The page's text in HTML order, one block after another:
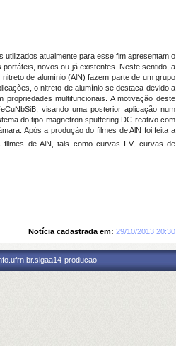
atualmente para esse fim apresentam o
novos ou já existentes. Neste sentido, a
de alumínio (AlN) fazem parte de um grupo
o nitreto de alumínio se destaca devido a
multifuncionais. A motivação deste
visando uma posterior aplicação num
do tipo magnetron sputtering DC reativo com
Após a produção do filmes de AlN foi feita a
filmes de AlN, tais como curvas I-V, curvas de
Notícia cadastrada em: 29/10/2013 20:30
producao